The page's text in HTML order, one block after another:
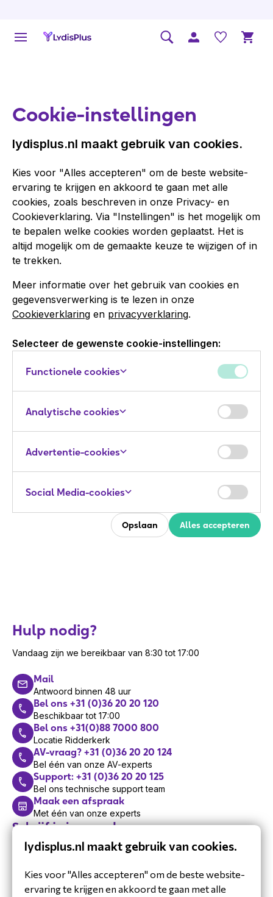
Cookie-instellingen
lydisplus.nl maakt gebruik van cookies.
Kies voor "Alles accepteren" om de beste website-
ervaring te krijgen en akkoord te gaan met alle
cookies, zoals beschreven in onze Privacy- en
Cookieverklaring. Via "Instellingen" is het mogelijk om
te bepalen welke cookies worden geplaatst. Het is
altijd mogelijk om de gemaakte keuze te wijzigen of in
te trekken.
Meer informatie over het gebruik van cookies en
gegevensverwerking is te lezen in onze
Cookieverklaring en privacyverklaring.
Selecteer de gewenste cookie-instellingen:
Functionele cookies
Analytische cookies
Advertentie-cookies
Social Media-cookies
Opslaan Alles accepteren
Hulp nodig?
Vandaag zijn we bereikbaar van 8:30 tot 17:00
Mail
Antwoord binnen 48 uur
Bel ons +31 (0)36 20 20 120
Beschikbaar tot 17:00
Bel ons +31(0)88 7000 800
Locatie Ridderkerk
AV-vraag? +31 (0)36 20 20 124
Bel één van onze AV-experts
Support: +31 (0)36 20 20 125
Bel ons technische support team
Maak een afspraak
Met één van onze experts
Schrijf je in voor de
nieuwsbrief
nieuws.
lydisplus.nl maakt gebruik van cookies.
Kies voor "Alles accepteren" om de beste website-
ervaring te krijgen en akkoord te gaan met alle